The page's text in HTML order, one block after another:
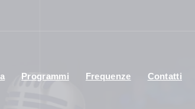
Programmi Frequenze Contatti